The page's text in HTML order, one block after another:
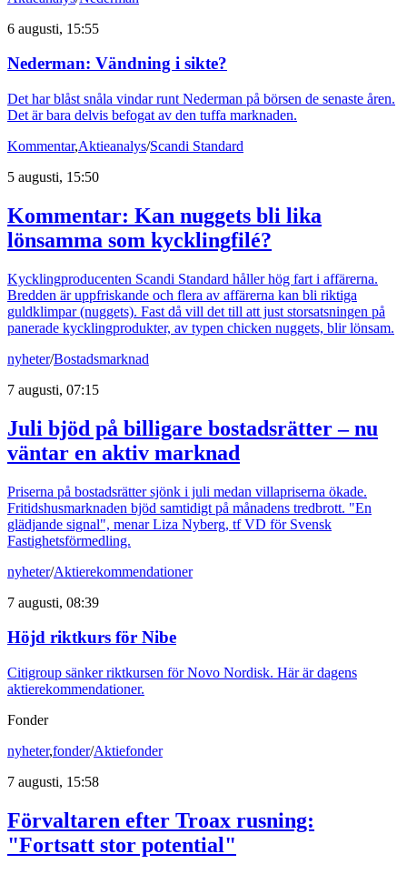
6 augusti, 15:55
Nederman: Vändning i sikte?
Det har blåst snåla vindar runt Nederman på börsen de senaste åren.
Det är bara delvis befogat av den tuffa marknaden.
Kommentar,Aktieanalys/Scandi Standard
5 augusti, 15:50
Kommentar: Kan nuggets bli lika
lönsamma som kycklingfilé?
Kycklingproducenten Scandi Standard håller hög fart i affärerna.
Bredden är uppfriskande och flera av affärerna kan bli riktiga
guldklimpar (nuggets). Fast då vill det till att just storsatsningen på
panerade kycklingprodukter, av typen chicken nuggets, blir lönsam.
nyheter/Bostadsmarknad
7 augusti, 07:15
Juli bjöd på billigare bostadsrätter – nu
väntar en aktiv marknad
Priserna på bostadsrätter sjönk i juli medan villapriserna ökade.
Fritidshusmarknaden bjöd samtidigt på månadens tredbrott. "En
glädjande signal", menar Liza Nyberg, tf VD för Svensk
Fastighetsförmedling.
nyheter/Aktierekommendationer
7 augusti, 08:39
Höjd riktkurs för Nibe
Citigroup sänker riktkursen för Novo Nordisk. Här är dagens
aktierekommendationer.
Fonder
nyheter,fonder/Aktiefonder
7 augusti, 15:58
Förvaltaren efter Troax rusning:
"Fortsatt stor potential"